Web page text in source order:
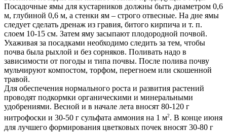
Посадочные ямы для кустарников должны быть диаметром 0,6
м, глубиной 0,6 м, а стенки ям – строго отвесные. На дне ямы
следует сделать дренаж из гравия, битого кирпича и т. п.
слоем 10-15 см. Затем яму засыпают плодородной почвой.
Ухаживая за посадками необходимо следить за тем, чтобы
почва была рыхлой и без сорняков. Поливать надо в
зависимости от погоды и типа почвы. После полива почву
мульчируют компостом, торфом, перегноем или скошенной
травой.
Для обеспечения нормального роста и развития растений
проводят подкормки органическими и минеральными
удобрениями. Весной и в начале лета вносят 80-120 г
нитрофоски и 30-50 г сульфата аммония на 1 м2 . В конце июня
для лучшего формирования цветковых почек вносят 30-80 г